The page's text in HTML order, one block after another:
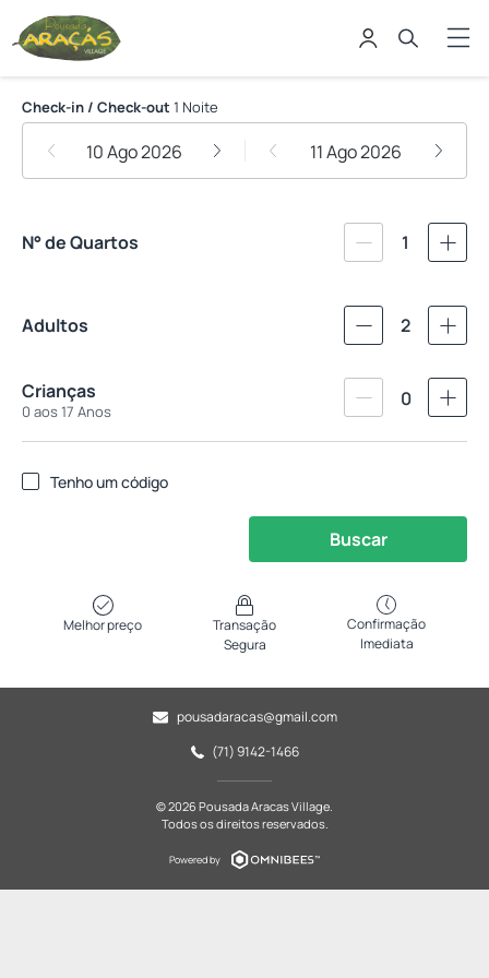
Pousada Aracas Village
Check-in / Check-out 1 Noite
10 Ago 2026 11 Ago 2026
N° de Quartos 1
Adultos 2
Crianças
0 aos 17 Anos
0
Tenho um código
Buscar
Melhor preço
Transação
Segura
Confirmação
Imediata
pousadaracas@gmail.com
(71) 9142-1466
© 2026 Pousada Aracas Village.
Todos os direitos reservados.
Powered by